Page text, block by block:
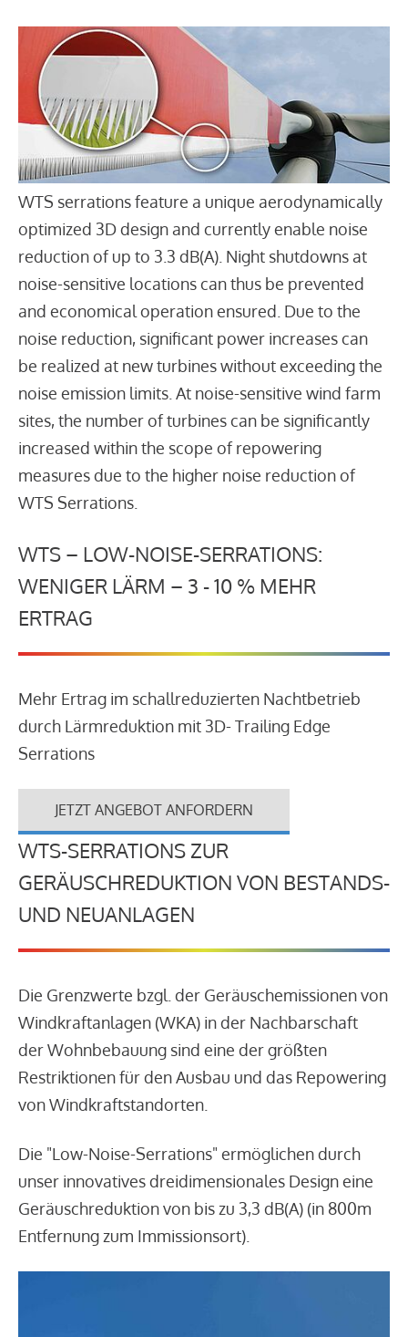
WTS serrations feature a unique aerodynamically
optimized 3D design and currently enable noise
reduction of up to 3.3 dB(A). Night shutdowns at
noise-sensitive locations can thus be prevented
and economical operation ensured. Due to the
noise reduction, significant power increases can
be realized at new turbines without exceeding the
noise emission limits. At noise-sensitive wind farm
sites, the number of turbines can be significantly
increased within the scope of repowering
measures due to the higher noise reduction of
WTS Serrations.
WTS – LOW-NOISE-SERRATIONS:
WENIGER LÄRM – 3 - 10 % MEHR
ERTRAG
Mehr Ertrag im schallreduzierten Nachtbetrieb
durch Lärmreduktion mit 3D- Trailing Edge
Serrations
JETZT ANGEBOT ANFORDERN
WTS-SERRATIONS ZUR
GERÄUSCHREDUKTION VON BESTANDS-
UND NEUANLAGEN
Die Grenzwerte bzgl. der Geräuschemissionen von
Windkraftanlagen (WKA) in der Nachbarschaft
der Wohnbebauung sind eine der größten
Restriktionen für den Ausbau und das Repowering
von Windkraftstandorten.
Die "Low-Noise-Serrations" ermöglichen durch
unser innovatives dreidimensionales Design eine
Geräuschreduktion von bis zu 3,3 dB(A) (in 800m
Entfernung zum Immissionsort).